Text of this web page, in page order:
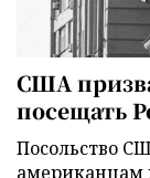
США
посещать
Посольство
американцам